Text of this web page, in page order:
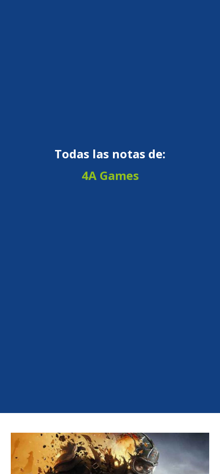
Todas las notas de:
4A Games